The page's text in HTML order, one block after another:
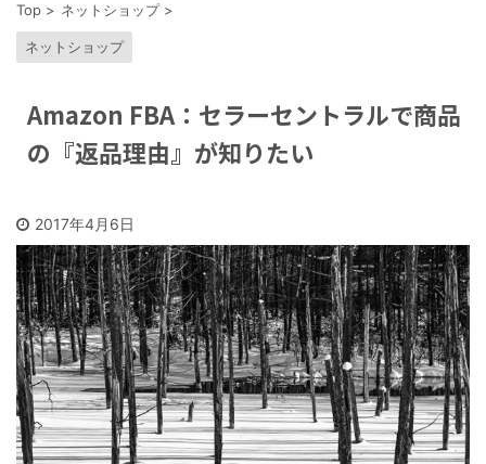
Top > ネットショップ >
ネットショップ
Amazon FBA：セラーセントラルで商品
の『返品理由』が知りたい
2017年4月6日